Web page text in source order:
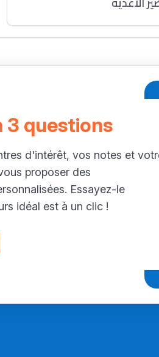
3 questions
d'intérêt, vos notes et
proposer des
Essayez-le
idéal est à un clic !